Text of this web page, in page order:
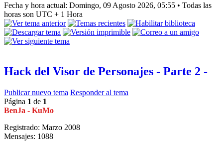
Fecha y hora actual: Domingo, 09 Agosto 2026, 05:55 • Todas las
horas son UTC + 1 Hora
Hack del Visor de Personajes - Parte 2 -
Publicar nuevo tema Responder al tema
Página 1 de 1
BenJa - KuMo
Registrado: Marzo 2008
Mensajes: 1088